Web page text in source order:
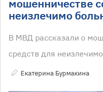
мошенничестве
неизлечимо
В МВД рассказали о
средств для
Екатерина Бурмакина